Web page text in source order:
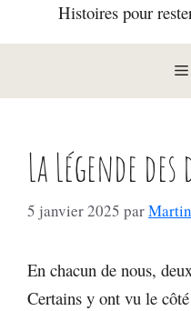
Histoires pour
La Légende
5 janvier 2025 par
En chacun de nous,
Certains y ont vu le